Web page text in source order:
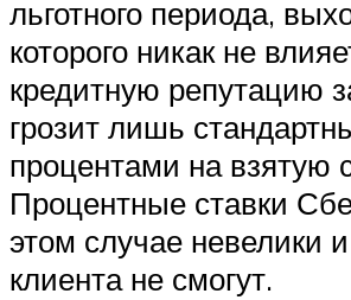
льготного периода,
которого никак не
кредитную репутацию
грозит лишь
процентами на взятую
Процентные ставки
этом случае невелики
клиента не смогут.